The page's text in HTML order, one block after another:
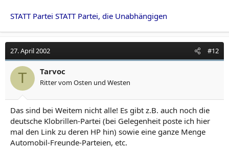
STATT Partei STATT Partei, die Unabhängigen
27. April 2002 #12
T Tarvoc
Ritter vom Osten und Westen
Das sind bei Weitem nicht alle! Es gibt z.B. auch noch die
deutsche Klobrillen-Partei (bei Gelegenheit poste ich hier
mal den Link zu deren HP hin) sowie eine ganze Menge
Automobil-Freunde-Parteien, etc.